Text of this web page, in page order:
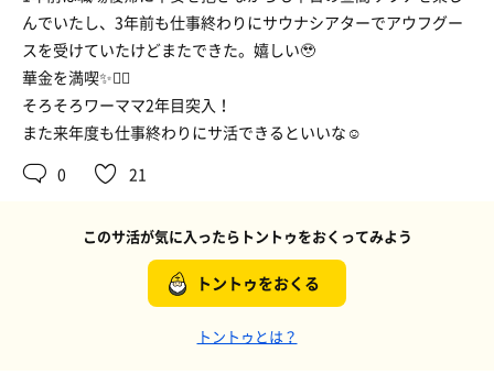
んでいたし、3年前も仕事終わりにサウナシアターでアウフグー
スを受けていたけどまたできた。嬉しい🥹
華金を満喫✨🧖‍♀️
そろそろワーママ2年目突入！
また来年度も仕事終わりにサ活できるといいな☺️
0
21
このサ活が気に入ったらトントゥをおくってみよう
トントゥをおくる
トントゥとは？